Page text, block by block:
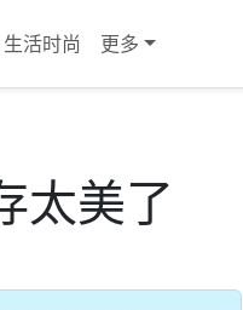
生活时尚 更多
太美了